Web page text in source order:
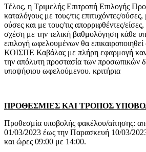
Τέλος, η Τριμελής Επιτροπή Επιλογής
καταλόγους με τους/τις επιτυχόντες/ούσες,
ούσες και με τους/τις απορριφθέντες/
σχέση με την τελική βαθμολόγηση κάθε
επιλογή ωφελουμένων θα
ΚΟΙΣΠΕ Καβάλας με πλήρη εφαρμογή
την απόλυτη προστασία των προσωπικών
υποψήφιου ωφελούμενου. κριτήρια
ΠΡΟΘΕΣΜΙΕΣ ΚΑΙ ΤΡΟΠΟΣ
Προθεσμία υποβολής φακέλου/αίτησης:
01/03/2023 έως την Παρασκευή 10/03/
και ώρες 09:00 με 14:00.